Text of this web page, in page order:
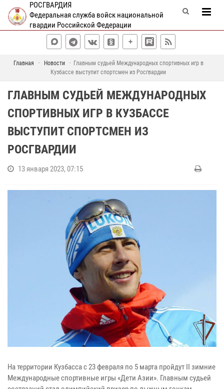
РОСГВАРДИЯ
Федеральная служба войск национальной
гвардии Российской Федерации
Главная Новости
Главным судьей Международных спортивных игр в
Кузбассе выступит спортсмен из Росгвардии
ГЛАВНЫМ СУДЬЕЙ МЕЖДУНАРОДНЫХ
СПОРТИВНЫХ ИГР В КУЗБАССЕ
ВЫСТУПИТ СПОРТСМЕН ИЗ
РОСГВАРДИИ
13 января 2023, 07:15
На территории Кузбасса с 23 февраля по 5 марта пройдут II зимние
Международные спортивные игры «Дети Азии». Главным судьей